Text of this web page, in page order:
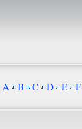
A B C D E F